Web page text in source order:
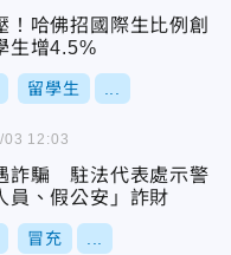
！哈佛招國際生比例創
增4.5%
留學生
詐騙 駐法代表處示警
員、假公安」詐財
冒充
03 12:03